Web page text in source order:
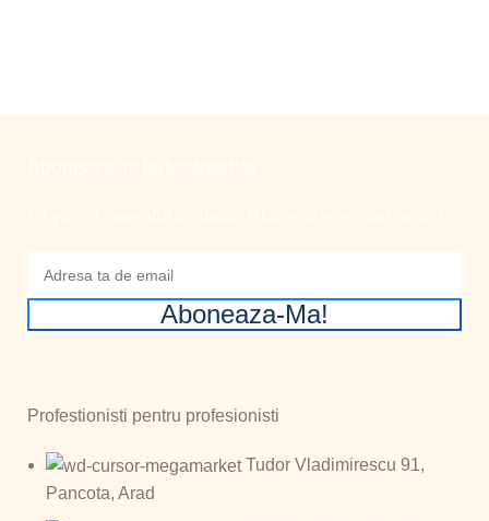
Aboneaza-Ma!
Profestionisti pentru profesionisti
Tudor Vladimirescu 91,
Pancota, Arad